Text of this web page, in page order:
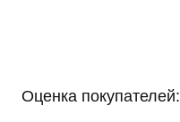
Оценка покупателей: